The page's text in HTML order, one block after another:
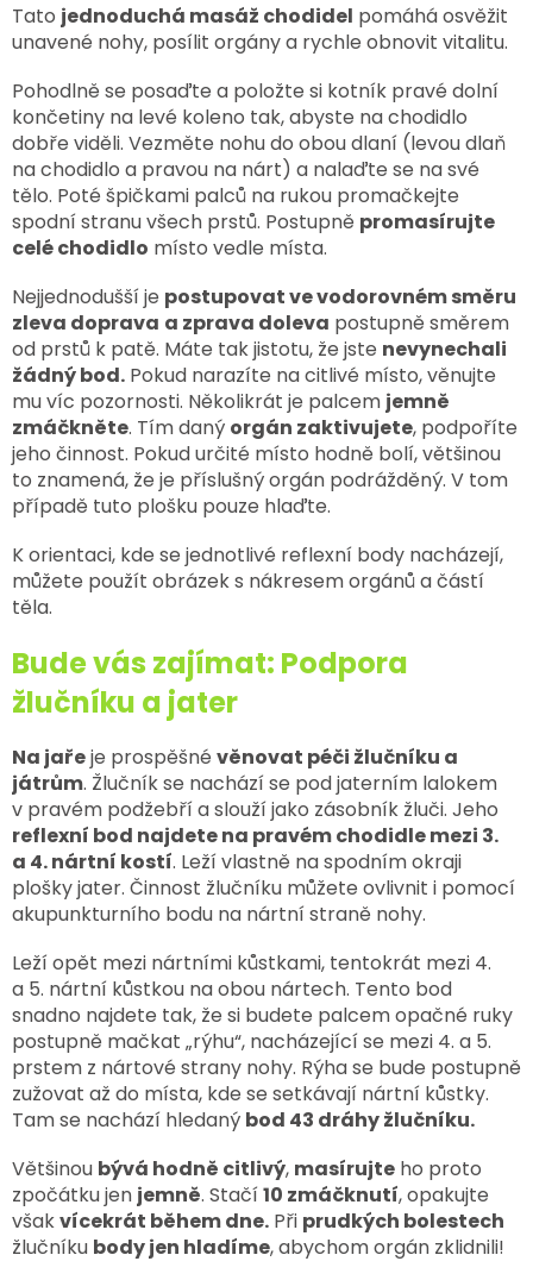
Tato jednoduchá masáž chodidel pomáhá osvěžit
unavené nohy, posílit orgány a rychle obnovit vitalitu.
Pohodlně se posaďte a položte si kotník pravé dolní
končetiny na levé koleno tak, abyste na chodidlo
dobře viděli. Vezměte nohu do obou dlaní (levou dlaň
na chodidlo a pravou na nárt) a nalaďte se na své
tělo. Poté špičkami palců na rukou promačkejte
spodní stranu všech prstů. Postupně promasírujte
celé chodidlo místo vedle místa.
Nejjednodušší je postupovat ve vodorovném směru
zleva doprava a zprava doleva postupně směrem
od prstů k patě. Máte tak jistotu, že jste nevynechali
žádný bod. Pokud narazíte na citlivé místo, věnujte
mu víc pozornosti. Několikrát je palcem jemně
zmáčkněte. Tím daný orgán zaktivujete, podpoříte
jeho činnost. Pokud určité místo hodně bolí, většinou
to znamená, že je příslušný orgán podrážděný. V tom
případě tuto plošku pouze hlaďte.
K orientaci, kde se jednotlivé reflexní body nacházejí,
můžete použít obrázek s nákresem orgánů a částí
těla.
Bude vás zajímat: Podpora
žlučníku a jater
Na jařeje prospěšné věnovat péči žlučníku a
játrům. Žlučník se nachází se pod jaterním lalokem
v pravém podžebří a slouží jako zásobník žluči. Jeho
reflexní bod najdete na pravém chodidle mezi 3.
a 4. nártní kostí. Leží vlastně na spodním okraji
plošky jater. Činnost žlučníku můžete ovlivnit i pomocí
akupunkturního bodu na nártní straně nohy.
Leží opět mezi nártními kůstkami, tentokrát mezi 4.
a 5. nártní kůstkou na obou nártech. Tento bod
snadno najdete tak, že si budete palcem opačné ruky
postupně mačkat „rýhu“, nacházející se mezi 4. a 5.
prstem z nártové strany nohy. Rýha se bude postupně
zužovat až do místa, kde se setkávají nártní kůstky.
Tam se nachází hledaný bod 43 dráhy žlučníku.
Většinou bývá hodně citlivý, masírujte ho proto
zpočátku jen jemně. Stačí 10 zmáčknutí, opakujte
všakvícekrát během dne. Při prudkých bolestech
žlučníku body jen hladíme, abychom orgán zklidnili!